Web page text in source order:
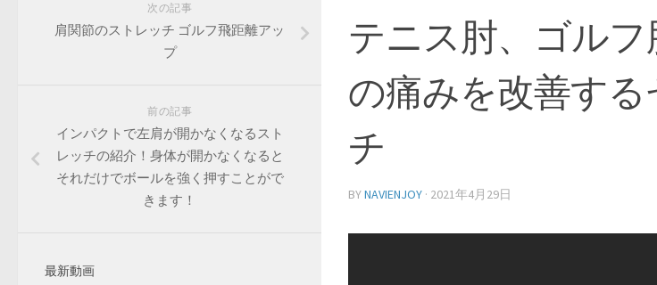
テニス肘、ゴル
の痛みを改善す
チ
BYNAVIENJOY · 2021年4月29日
次の記事
肩関節のストレッチ ゴルフ飛距離アッ
プ
前の記事
インパクトで左肩が開かなくなるスト
レッチの紹介！身体が開かなくなると
それだけでボールを強く押すことがで
きます！
最新動画